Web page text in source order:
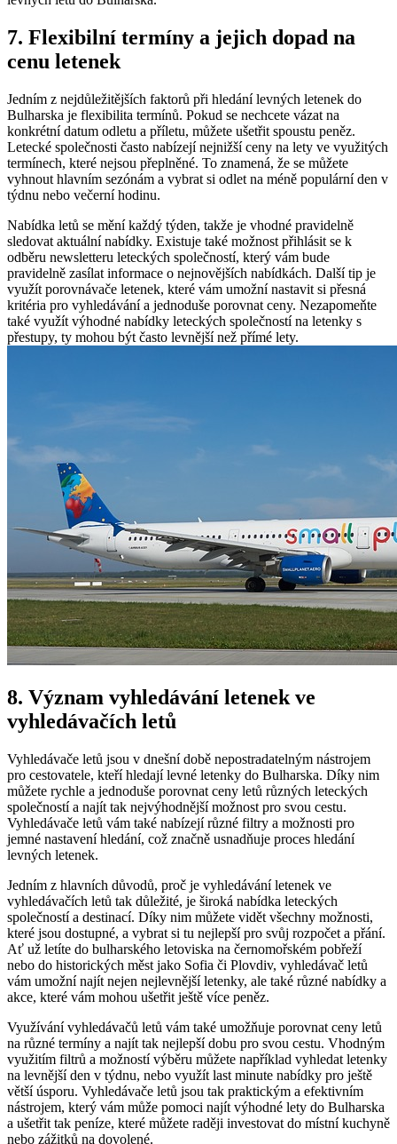
7. Flexibilní termíny a jejich dopad na
cenu letenek
Jedním z nejdůležitějších faktorů při hledání levných letenek do
Bulharska je flexibilita termínů. Pokud se nechcete vázat na
konkrétní datum odletu a příletu, můžete ušetřit spoustu peněz.
Letecké společnosti často nabízejí nejnižší ceny na lety ve využitých
termínech, které nejsou přeplněné. To znamená, že se můžete
vyhnout hlavním sezónám a vybrat si odlet na méně populární den v
týdnu nebo večerní hodinu.
Nabídka letů se mění každý týden, takže je vhodné pravidelně
sledovat aktuální nabídky. Existuje také možnost přihlásit se k
odběru newsletteru leteckých společností, který vám bude
pravidelně zasílat informace o nejnovějších nabídkách. Další tip je
využít porovnávače letenek, které vám umožní nastavit si přesná
kritéria pro vyhledávání a jednoduše porovnat ceny. Nezapomeňte
také využít výhodné nabídky leteckých společností na letenky s
přestupy, ty mohou být často levnější než přímé lety.
8. Význam vyhledávání letenek ve
vyhledávačích letů
Vyhledávače letů jsou v dnešní době nepostradatelným nástrojem
pro cestovatele, kteří hledají levné letenky do Bulharska. Díky nim
můžete rychle a jednoduše porovnat ceny letů různých leteckých
společností a najít tak nejvýhodnější možnost pro svou cestu.
Vyhledávače letů vám také nabízejí různé filtry a možnosti pro
jemné nastavení hledání, což značně usnadňuje proces hledání
levných letenek.
Jedním z hlavních důvodů, proč je vyhledávání letenek ve
vyhledávačích letů tak důležité, je široká nabídka leteckých
společností a destinací. Díky nim můžete vidět všechny možnosti,
které jsou dostupné, a vybrat si tu nejlepší pro svůj rozpočet a přání.
Ať už letíte do bulharského letoviska na černomořském pobřeží
nebo do historických měst jako Sofia či Plovdiv, vyhledávač letů
vám umožní najít nejen nejlevnější letenky, ale také různé nabídky a
akce, které vám mohou ušetřit ještě více peněz.
Využívání vyhledávačů letů vám také umožňuje porovnat ceny letů
na různé termíny a najít tak nejlepší dobu pro svou cestu. Vhodným
využitím filtrů a možností výběru můžete například vyhledat letenky
na levnější den v týdnu, nebo využít last minute nabídky pro ještě
větší úsporu. Vyhledávače letů jsou tak praktickým a efektivním
nástrojem, který vám může pomoci najít výhodné lety do Bulharska
a ušetřit tak peníze, které můžete raději investovat do místní kuchyně
nebo zážitků na dovolené.